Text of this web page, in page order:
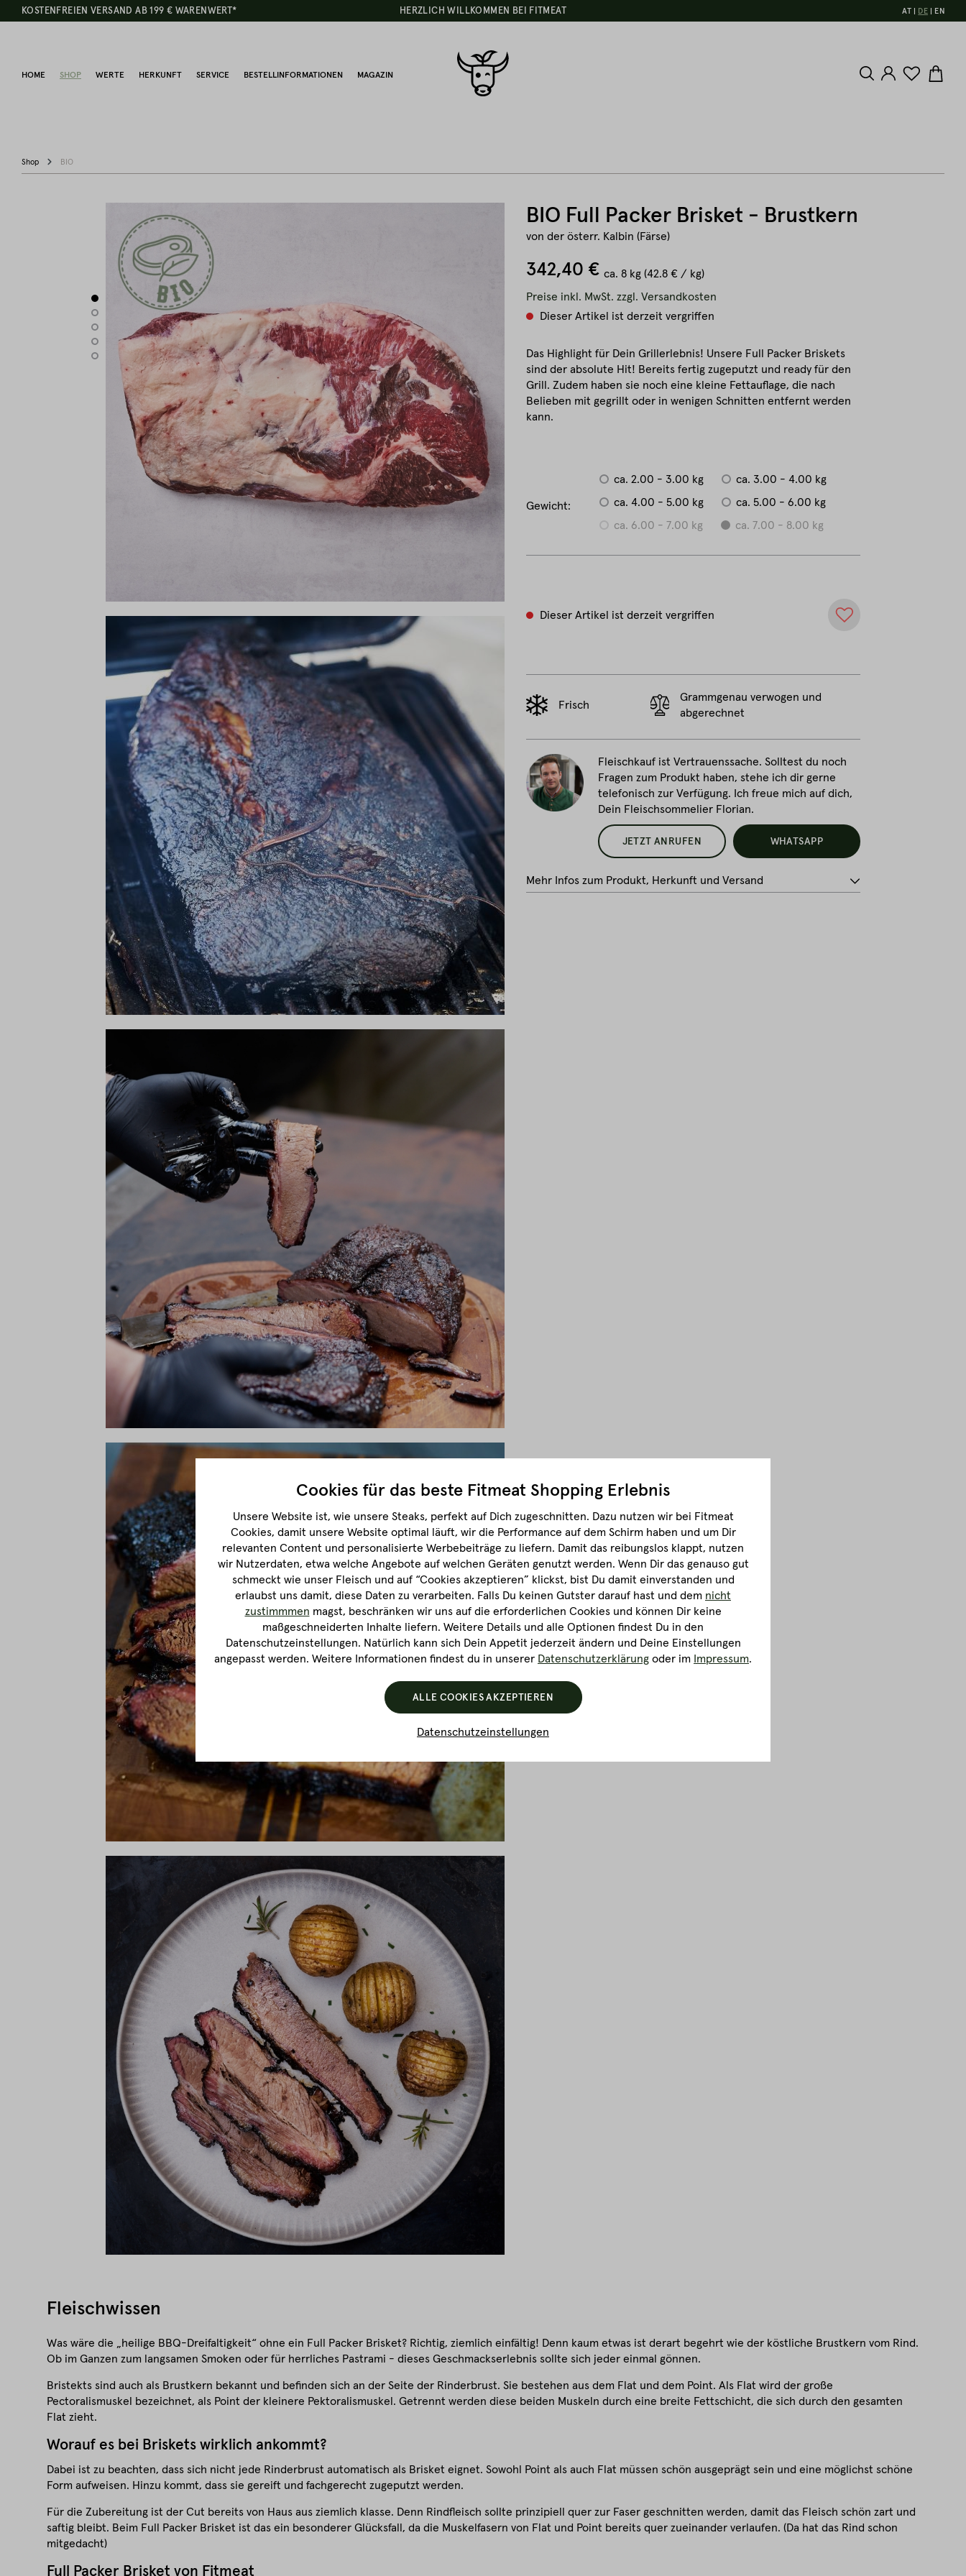
KOSTENFREIEN VERSAND AB 199 € WARENWERT* HERZLICH WILLKOMMEN BEI FITMEAT DE
AT EN
HOME SHOP WERTE HERKUNFT SERVICE BESTELLINFORMATIONEN MAGAZIN
Shop BIO
BIO Full Packer Brisket - Brustkern
von der österr. Kalbin (Färse)
342,40 € ca. 8 kg (42.8 € / kg)
Preise inkl. MwSt. zzgl. Versandkosten
Dieser Artikel ist derzeit vergriffen
Das Highlight für Dein Grillerlebnis! Unsere Full Packer Briskets
sind der absolute Hit! Bereits fertig zugeputzt und ready für den
Grill. Zudem haben sie noch eine kleine Fettauflage, die nach
Belieben mit gegrillt oder in wenigen Schnitten entfernt werden
kann.
Gewicht:
ca. 2.00 - 3.00 kg
ca. 3.00 - 4.00 kg
ca. 4.00 - 5.00 kg
ca. 5.00 - 6.00 kg
ca. 6.00 - 7.00 kg
ca. 7.00 - 8.00 kg
Dieser Artikel ist derzeit vergriffen
Frisch
Grammgenau verwogen und
abgerechnet
Fleischkauf ist Vertrauenssache. Solltest du noch
Fragen zum Produkt haben, stehe ich dir gerne
telefonisch zur Verfügung. Ich freue mich auf dich,
Dein Fleischsommelier Florian.
JETZT ANRUFEN WHATSAPP
Mehr Infos zum Produkt, Herkunft und Versand
Fleischwissen
Was wäre die „heilige BBQ-Dreifaltigkeit“ ohne ein Full Packer Brisket? Richtig, ziemlich einfältig! Denn kaum etwas ist derart begehrt wie der köstliche Brustkern vom Rind.
Ob im Ganzen zum langsamen Smoken oder für herrliches Pastrami - dieses Geschmackserlebnis sollte sich jeder einmal gönnen.
Bristekts sind auch als Brustkern bekannt und befinden sich an der Seite der Rinderbrust. Sie bestehen aus dem Flat und dem Point. Als Flat wird der große
Pectoralismuskel bezeichnet, als Point der kleinere Pektoralismuskel. Getrennt werden diese beiden Muskeln durch eine breite Fettschicht, die sich durch den gesamten
Flat zieht.
Worauf es bei Briskets wirklich ankommt?
Dabei ist zu beachten, dass sich nicht jede Rinderbrust automatisch als Brisket eignet. Sowohl Point als auch Flat müssen schön ausgeprägt sein und eine möglichst schöne
Form aufweisen. Hinzu kommt, dass sie gereift und fachgerecht zugeputzt werden.
Für die Zubereitung ist der Cut bereits von Haus aus ziemlich klasse. Denn Rindfleisch sollte prinzipiell quer zur Faser geschnitten werden, damit das Fleisch schön zart und
saftig bleibt. Beim Full Packer Brisket ist das ein besonderer Glücksfall, da die Muskelfasern von Flat und Point bereits quer zueinander verlaufen. (Da hat das Rind schon
mitgedacht)
Full Packer Brisket von Fitmeat
Cookies für das beste Fitmeat Shopping Erlebnis
Unsere Website ist, wie unsere Steaks, perfekt auf Dich zugeschnitten. Dazu nutzen wir bei Fitmeat
Cookies, damit unsere Website optimal läuft, wir die Performance auf dem Schirm haben und um Dir
relevanten Content und personalisierte Werbebeiträge zu liefern. Damit das reibungslos klappt, nutzen
wir Nutzerdaten, etwa welche Angebote auf welchen Geräten genutzt werden. Wenn Dir das genauso gut
schmeckt wie unser Fleisch und auf “Cookies akzeptieren” klickst, bist Du damit einverstanden und
erlaubst uns damit, diese Daten zu verarbeiten. Falls Du keinen Gutster darauf hast und dem nicht
zustimmmen magst, beschränken wir uns auf die erforderlichen Cookies und können Dir keine
maßgeschneiderten Inhalte liefern. Weitere Details und alle Optionen findest Du in den
Datenschutzeinstellungen. Natürlich kann sich Dein Appetit jederzeit ändern und Deine Einstellungen
angepasst werden. Weitere Informationen findest du in unserer Datenschutzerklärung oder im Impressum.
Datenschutzeinstellungen
ALLE COOKIES AKZEPTIEREN